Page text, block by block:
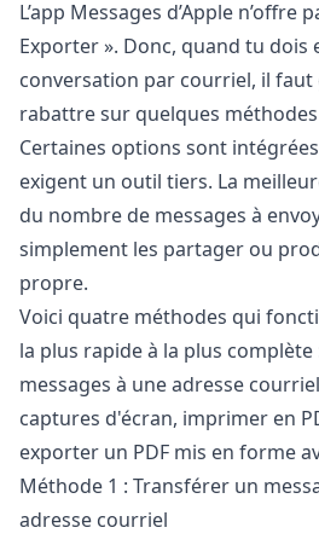
L’app Messages d’Apple n’offre
Exporter ». Donc, quand tu dois
conversation par courriel, il
rabattre sur quelques
Certaines options sont intégrées
exigent un outil tiers. La
du nombre de messages à
simplement les partager ou
propre.
Voici quatre méthodes qui
la plus rapide à la plus
messages à une adresse
captures d'écran, imprimer en
exporter un PDF mis en forme
Méthode 1 : Transférer un
adresse courriel